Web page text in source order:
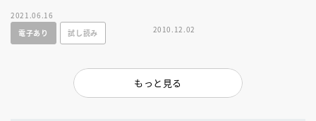
メリカ文学の源流」と言われる
不朽の名作！
2021.06.16
電子あり
試し読み 2010.12.02
もっと見る